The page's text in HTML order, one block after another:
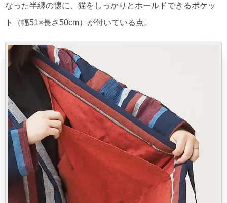
なった半纏の懐に、猫をしっかりとホールドできるポケッ
ト（幅51×長さ50cm）が付いている点。